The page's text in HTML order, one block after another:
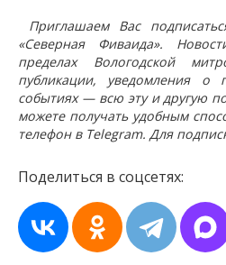
Приглашаем Вас
«Северная Фиваида».
пределах Вологодской
публикации, уведомления о
событиях — всю эту и другую
можете получать удобным
телефон в Telegram. Для
Поделиться в соцсетях: